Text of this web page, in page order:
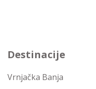
Destinacije
Vrnjačka Banja